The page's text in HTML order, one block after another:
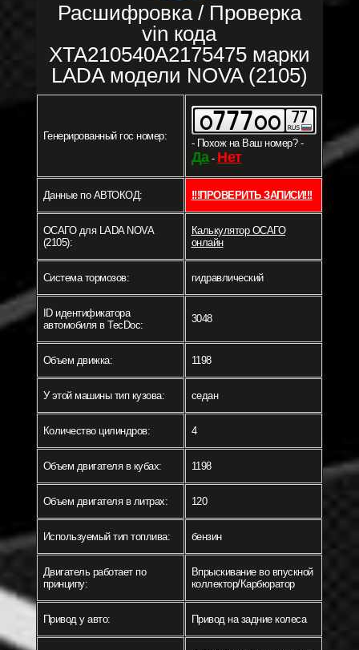
Расшифровка / Проверка
vin кода
XTA210540A2175475 марки
LADA модели NOVA (2105)
Генерированный гос номер:
- Похож на Ваш номер? -
Да- Нет
Данные по АВТОКОД: !!!ПРОВЕРИТЬ ЗАПИСИ!!!
ОСАГО для LADA NOVA
(2105):
Калькулятор ОСАГО
онлайн
Система тормозов: гидравлический
ID идентификатора
автомобиля в TecDoc:
3048
Объем движка: 1198
У этой машины тип кузова: седан
Количество цилиндров: 4
Объем двигателя в кубах: 1198
Объем двигателя в литрах: 120
Используемый тип топлива: бензин
Двигатель работает по
принципу:
Впрыскивание во впускной
коллектор/Карбюратор
Привод у авто: Привод на задние колеса